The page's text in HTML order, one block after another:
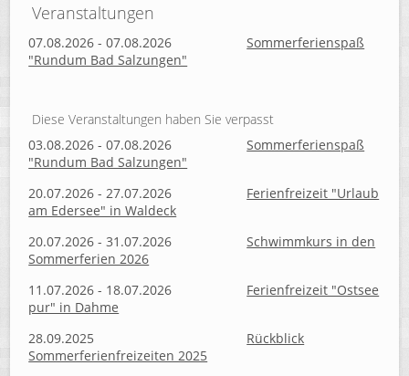
Veranstaltungen
07.08.2026 - 07.08.2026
Sommerferienspaß
"Rundum Bad Salzungen"
Diese Veranstaltungen haben Sie verpasst
03.08.2026 - 07.08.2026
Sommerferienspaß
"Rundum Bad Salzungen"
20.07.2026 - 27.07.2026
Ferienfreizeit "Urlaub
am Edersee" in Waldeck
20.07.2026 - 31.07.2026
Schwimmkurs in den
Sommerferien 2026
11.07.2026 - 18.07.2026
Ferienfreizeit "Ostsee
pur" in Dahme
28.09.2025
Rückblick
Sommerferienfreizeiten 2025